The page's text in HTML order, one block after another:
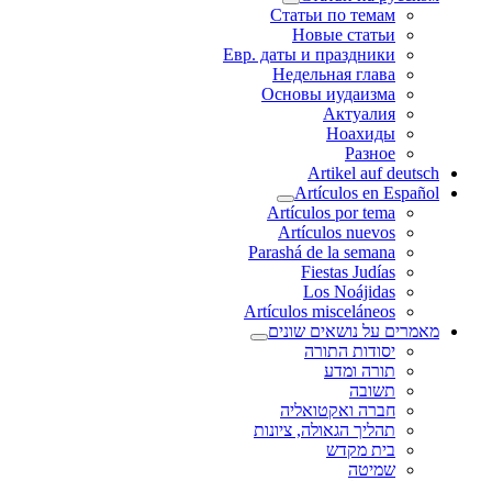
Статьи по темам
Новые статьи
Евр. даты и праздники
Недельная глава
Основы иудаизма
Актуалия
Ноахиды
Разное
Artikel auf deutsch
Artículos en Español
Artículos por tema
Artículos nuevos
Parashá de la semana
Fiestas Judías
Los Noájidas
Artículos misceláneos
מאמרים על נושאים שונים
יסודות התורה
תורה ומדע
תשובה
חברה ואקטואליה
תהליך הגאולה, ציונות
בית מקדש
שמיטה